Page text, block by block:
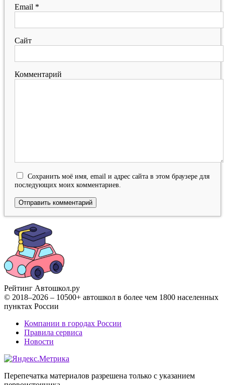
Email *
Сайт
Комментарий
Сохранить моё имя, email и адрес сайта в этом браузере для
последующих моих комментариев.
Рейтинг Автошкол.ру
© 2018–2026 – 10500+ автошкол в более чем 1800 населенных
пунктах России
Компании в городах России
Правила сервиса
Новости
Перепечатка материалов разрешена только с указанием